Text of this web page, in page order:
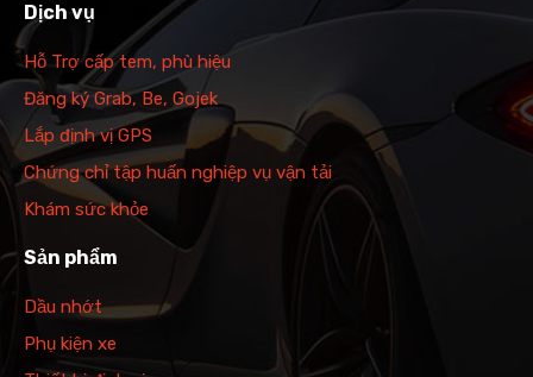
Dịch vụ
Hỗ Trợ cấp tem, phù hiệu
Đăng ký Grab, Be, Gojek
Lắp định vị GPS
Chứng chỉ tập huấn nghiệp vụ vận tải
Khám sức khỏe
Sản phẩm
Dầu nhớt
Phụ kiện xe